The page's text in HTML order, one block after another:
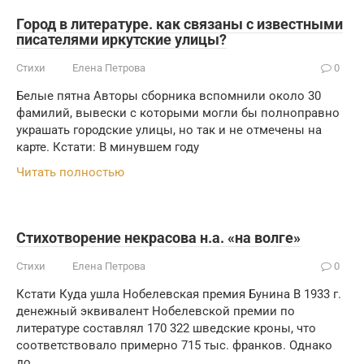
Город в литературе. как связаны с известными
писателями иркутские улицы?
Стихи Елена Петрова 0
Белые пятна Авторы сборника вспомнили около 30
фамилий, вывески с которыми могли бы полноправно
украшать городские улицы, но так и не отмечены на
карте. Кстати: В минувшем году
Читать полностью
Стихотворение некрасова н.а. «на волге»
Стихи Елена Петрова 0
Кстати Куда ушла Нобелевская премия Бунина В 1933 г.
денежный эквивалент Нобелевской премии по
литературе составлял 170 322 шведские кроны, что
соответствовало примерно 715 тыс. франков. Однако